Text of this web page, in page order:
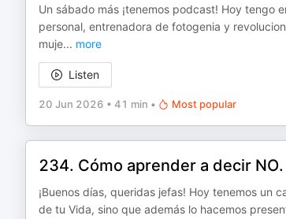
Un sábado más ¡tenemos podcast! Hoy tengo
personal, entrenadora de fotogenia y
muje... more
Listen
20 Jun 2026 • 41 min • Most popular
234. Cómo aprender a decir
¡Buenos días, queridas jefas! Hoy tenemos
de tu Vida, sino que además lo hacemos